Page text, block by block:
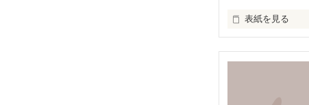
表紙を見る
たくさんの気